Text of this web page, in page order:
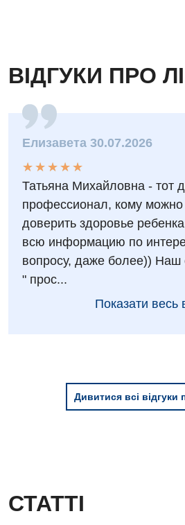
ВІДГУКИ ПРО
Елизавета 30.07.2026
★
★
★
★
★
★ ★ ★ ★ ★
Татьяна Михайловна - тот
профессионал, кому можно
доверить здоровье
всю информацию по
вопросу, даже более)) Наш
" прос...
Показати весь
Дивитися всі відгуки
СТАТТІ